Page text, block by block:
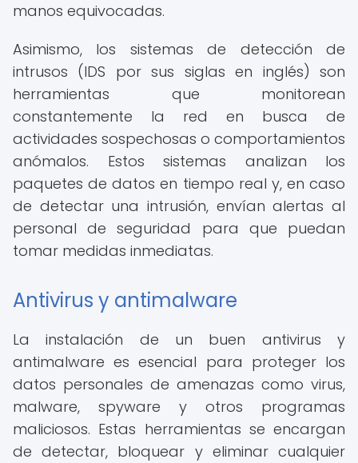
manos equivocadas.
Asimismo, los sistemas de detección de
intrusos (IDS por sus siglas en inglés) son
herramientas que monitorean
constantemente la red en busca de
actividades sospechosas o comportamientos
anómalos. Estos sistemas analizan los
paquetes de datos en tiempo real y, en caso
de detectar una intrusión, envían alertas al
personal de seguridad para que puedan
tomar medidas inmediatas.
Antivirus y antimalware
La instalación de un buen antivirus y
antimalware es esencial para proteger los
datos personales de amenazas como virus,
malware, spyware y otros programas
maliciosos. Estas herramientas se encargan
de detectar, bloquear y eliminar cualquier